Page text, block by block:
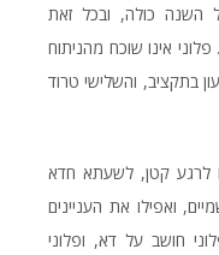
השנה כולה, ובכל זאת
אינו שוכח מהניתוח
בתקציב, והשלישי טרוד
לרגע קטן, לשעתא חדא
ואפילו את העניינים
חושב על דא, ופלוני